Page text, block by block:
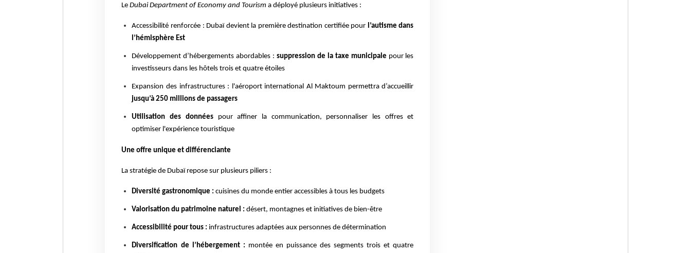
Le Dubai Department of Economy and Tourism a déployé plusieurs initiatives :
Accessibilité renforcée : Dubaï devient la première destination certifiée pour l’autisme dans
l’hémisphère Est
Développement d’hébergements abordables :suppression de la taxe municipale pour les
investisseurs dans les hôtels trois et quatre étoiles
Expansion des infrastructures : l'aéroport international Al Maktoum permettra d’accueillir
jusqu’à 250 millions de passagers
Utilisation des donnéespour affiner la communication, personnaliser les offres et
optimiser l'expérience touristique
Une offre unique et différenciante
La stratégie de Dubaï repose sur plusieurs piliers :
Diversité gastronomique : cuisines du monde entier accessibles à tous les budgets
Valorisation du patrimoine naturel : désert, montagnes et initiatives de bien-être
Accessibilité pour tous : infrastructures adaptées aux personnes de détermination
Diversification de l’hébergement : montée en puissance des segments trois et quatre